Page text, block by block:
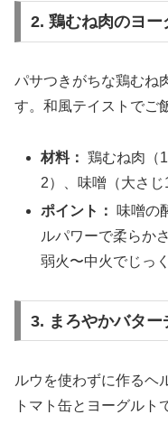
2. 鶏むね肉のヨー
パサつきがちな鶏むね
す。和風テイストでご
材料： 鶏むね肉（
2）、味噌（大さじ
ポイント：
味噌の
ルパワーで柔らか
弱火〜中火でじっ
3. まろやかバター
ルウを使わずに作るヘ
トマト缶とヨーグルト